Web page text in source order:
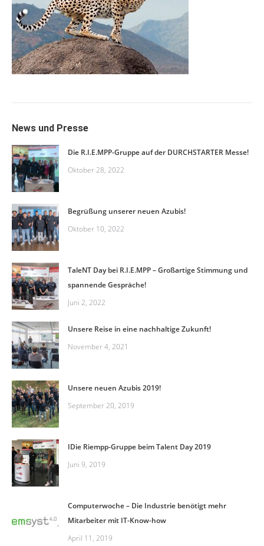
News und Presse
Die R.I.E.MPP-Gruppe auf der DURCHSTARTER Messe!
Oktober 28, 2022
Begrüßung unserer neuen Azubis!
Oktober 10, 2022
TaleNT Day bei R.I.E.MPP – Großartige Stimmung und
spannende Gespräche!
Juni 2, 2022
Unsere Reise in eine nachhaltige Zukunft!
November 4, 2021
Unsere neuen Azubis 2019!
September 20, 2019
IDie Riempp-Gruppe beim Talent Day 2019
Juni 9, 2019
Computerwoche – Die Industrie benötigt mehr
Mitarbeiter mit IT-Know-how
April 11, 2019